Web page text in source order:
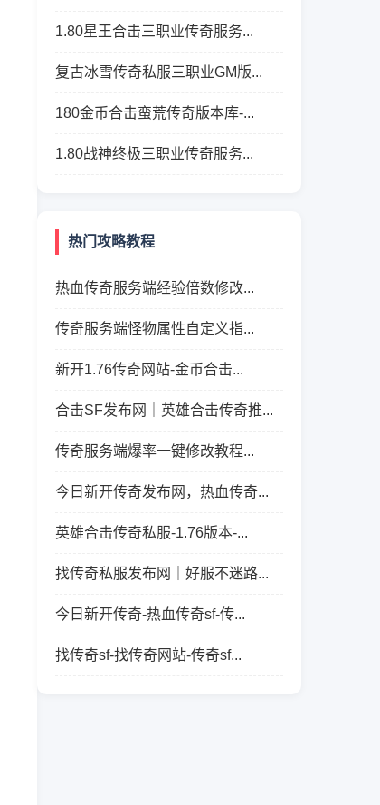
1.80星王合击三职业传奇服务...
复古冰雪传奇私服三职业GM版...
180金币合击蛮荒传奇版本库-...
1.80战神终极三职业传奇服务...
热门攻略教程
热血传奇服务端经验倍数修改...
传奇服务端怪物属性自定义指...
新开1.76传奇网站-金币合击...
合击SF发布网｜英雄合击传奇推...
传奇服务端爆率一键修改教程...
今日新开传奇发布网，热血传奇...
英雄合击传奇私服-1.76版本-...
找传奇私服发布网｜好服不迷路...
今日新开传奇-热血传奇sf-传...
找传奇sf-找传奇网站-传奇sf...